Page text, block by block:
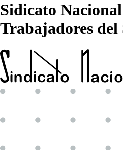
Sidicato
Trabajadores del